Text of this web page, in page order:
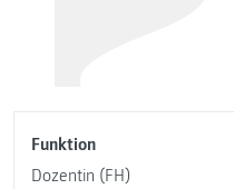
Funktion
Dozentin (FH)